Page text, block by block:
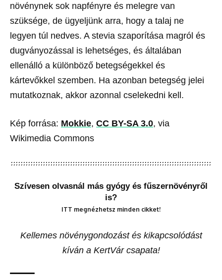
növénynek sok napfényre és melegre van
szüksége, de ügyeljünk arra, hogy a talaj ne
legyen túl nedves. A stevia szaporítása magról és
dugványozással is lehetséges, és általában
ellenálló a különböző betegségekkel és
kártevőkkel szemben. Ha azonban betegség jelei
mutatkoznak, akkor azonnal cselekedni kell.
Kép forrása: Mokkie, CC BY-SA 3.0, via
Wikimedia Commons
Szívesen olvasnál más gyógy és fűszernövényről
is?
ITT megnézhetsz minden cikket!
Kellemes növénygondozást és kikapcsolódást
kíván a KertVár csapata!